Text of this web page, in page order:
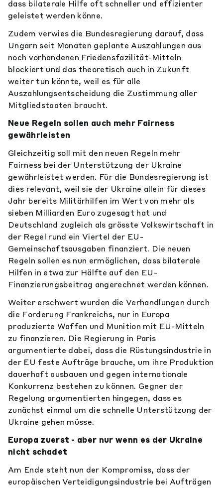
dass bilaterale Hilfe oft schneller und effizienter
geleistet werden könne.
Zudem verwies die Bundesregierung darauf, dass
Ungarn seit Monaten geplante Auszahlungen aus
noch vorhandenen Friedensfazilität-Mitteln
blockiert und das theoretisch auch in Zukunft
weiter tun könnte, weil es für alle
Auszahlungsentscheidung die Zustimmung aller
Mitgliedstaaten braucht.
Neue Regeln sollen auch mehr Fairness
gewährleisten
Gleichzeitig soll mit den neuen Regeln mehr
Fairness bei der Unterstützung der Ukraine
gewährleistet werden. Für die Bundesregierung ist
dies relevant, weil sie der Ukraine allein für dieses
Jahr bereits Militärhilfen im Wert von mehr als
sieben Milliarden Euro zugesagt hat und
Deutschland zugleich als grösste Volkswirtschaft in
der Regel rund ein Viertel der EU-
Gemeinschaftsausgaben finanziert. Die neuen
Regeln sollen es nun ermöglichen, dass bilaterale
Hilfen in etwa zur Hälfte auf den EU-
Finanzierungsbeitrag angerechnet werden können.
Weiter erschwert wurden die Verhandlungen durch
die Forderung Frankreichs, nur in Europa
produzierte Waffen und Munition mit EU-Mitteln
zu finanzieren. Die Regierung in Paris
argumentierte dabei, dass die Rüstungsindustrie in
der EU feste Aufträge brauche, um ihre Produktion
dauerhaft ausbauen und gegen internationale
Konkurrenz bestehen zu können. Gegner der
Regelung argumentierten hingegen, dass es
zunächst einmal um die schnelle Unterstützung der
Ukraine gehen müsse.
Europa zuerst - aber nur wenn es der Ukraine
nicht schadet
Am Ende steht nun der Kompromiss, dass der
europäischen Verteidigungsindustrie bei Aufträgen